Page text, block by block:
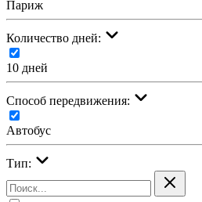
Париж
Количество дней:
10 дней
Cпособ передвижения:
Автобус
Тип: